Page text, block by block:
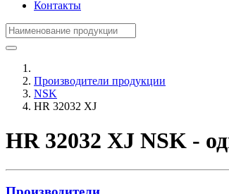
Контакты
Производители продукции
NSK
HR 32032 XJ
HR 32032 XJ NSK -